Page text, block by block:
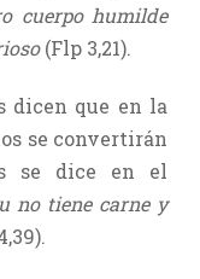
cuerpo humilde
(Flp 3,21).
dicen que en la
se convertirán
se dice en el
no tiene carne y